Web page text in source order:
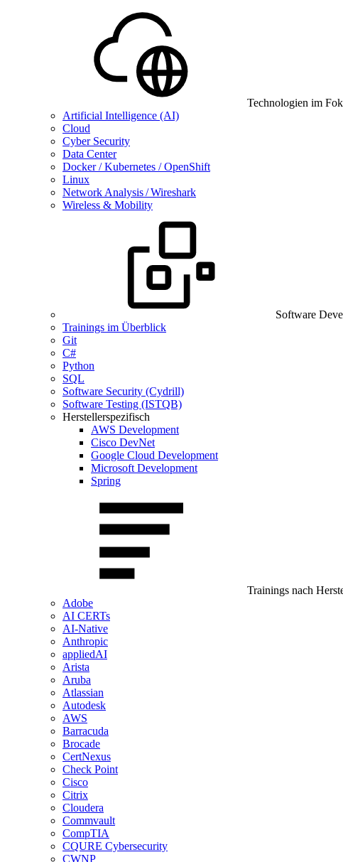
Technologien im
Artificial Intelligence (AI)
Cloud
Cyber Security
Data Center
Docker / Kubernetes / OpenShift
Linux
Network Analysis / Wireshark
Wireless & Mobility
Software
Trainings im Überblick
Git
C#
Python
SQL
Software Security (Cydrill)
Software Testing (ISTQB)
Herstellerspezifisch
AWS Development
Cisco DevNet
Google Cloud Development
Microsoft Development
Spring
Trainings nach
Adobe
AI CERTs
AI-Native
Anthropic
appliedAI
Arista
Aruba
Atlassian
Autodesk
AWS
Barracuda
Brocade
CertNexus
Check Point
Cisco
Citrix
Cloudera
Commvault
CompTIA
CQURE Cybersecurity
CWNP